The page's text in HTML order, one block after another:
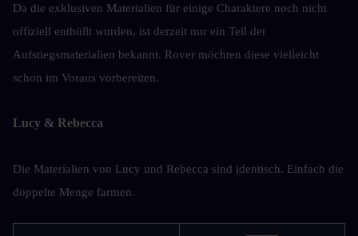
Da die exklusiven Materialien für einige Charaktere noch nicht
offiziell enthüllt wurden, ist derzeit nur ein Teil der
Aufstiegsmaterialien bekannt. Rover möchten diese vielleicht
schon im Voraus vorbereiten.
Lucy & Rebecca
Die Materialien von Lucy und Rebecca sind identisch. Einfach die
doppelte Menge farmen.